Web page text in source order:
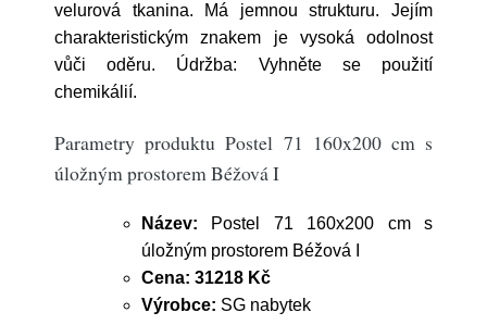
velurová tkanina. Má jemnou strukturu. Jejím
charakteristickým znakem je vysoká odolnost
vůči oděru. Údržba: Vyhněte se použití
chemikálií.
Parametry produktu Postel 71 160x200 cm s
úložným prostorem Béžová I
Název: Postel 71 160x200 cm s
úložným prostorem Béžová I
Cena: 31218 Kč
Výrobce: SG nabytek